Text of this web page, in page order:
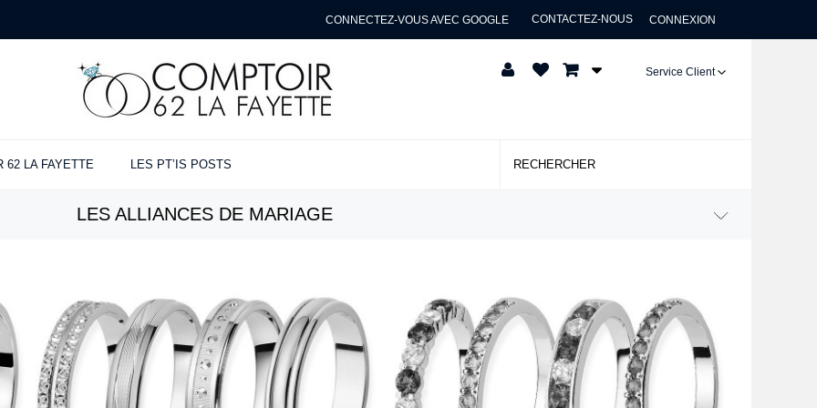
CONNEXION
CONTACTEZ-NOUS
CONNECTEZ-VOUS AVEC GOOGLE
Service Client
62 LA FAYETTE LES PT’IS POSTS
LES ALLIANCES DE MARIAGE